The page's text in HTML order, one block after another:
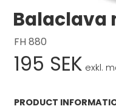
Svenska
Balaclava
FH 880
195 SEK exkl.
PRODUCT